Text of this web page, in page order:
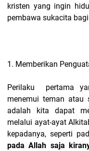
kristen yang ingin
pembawa sukacita
1. Memberikan
Perilaku pertama
menemui teman
adalah kita dapat
melalui ayat-ayat
kepadanya, seperti
pada Allah saja